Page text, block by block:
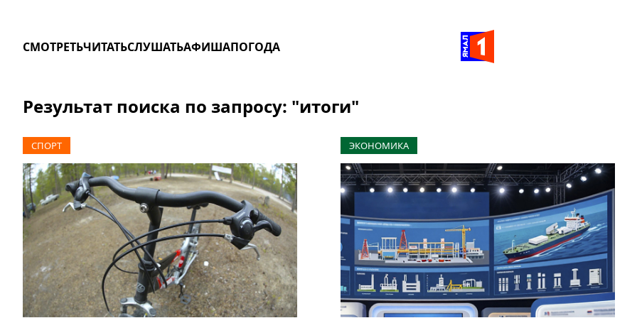
СМОТРЕТЬЧИТАТЬСЛУШАТЬАФИШАПОГОДА
Результат поиска по запросу: "итоги"
СПОРТ ЭКОНОМИКА